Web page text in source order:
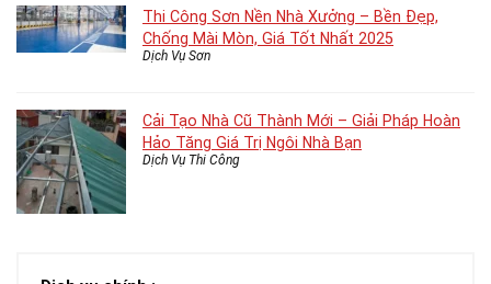
Thi Công Sơn Nền Nhà Xưởng – Bền Đẹp,
Chống Mài Mòn, Giá Tốt Nhất 2025
Dịch Vụ Sơn
Cải Tạo Nhà Cũ Thành Mới – Giải Pháp Hoàn
Hảo Tăng Giá Trị Ngôi Nhà Bạn
Dịch Vụ Thi Công